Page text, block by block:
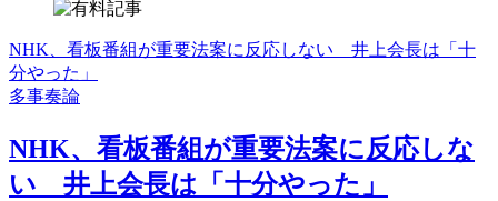
NHK、看板番組が重要法案に反応しない 井上会長は「十
分やった」
多事奏論
NHK、看板番組が重要法案に反応しな
い 井上会長は「十分やった」